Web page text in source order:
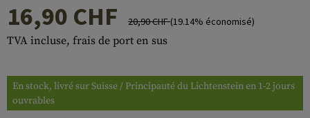
16,90 CHF 20,90 CHF(19.14% économisé)
TVA incluse, frais de port en sus
En stock, livré sur Suisse / Principauté du Lichtenstein en 1-2 jours
ouvrables